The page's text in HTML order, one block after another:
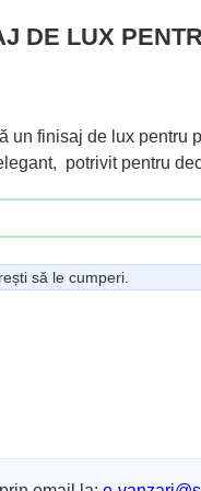
DE LUX
finisaj de lux pentru
potrivit pentru
să le cumperi.